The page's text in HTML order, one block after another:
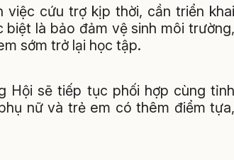
việc cứu trợ kịp thời, cần triển khai
là bảo đảm vệ sinh môi trường,
sớm trở lại học tập.
Hội sẽ tiếp tục phối hợp cùng tỉnh
nữ và trẻ em có thêm điểm tựa,